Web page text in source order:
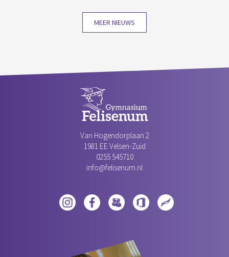
MEER NIEUWS
Van Hogendorplaan 2
1981 EE Velsen-Zuid‎
0255 545710
info@felisenum.nl